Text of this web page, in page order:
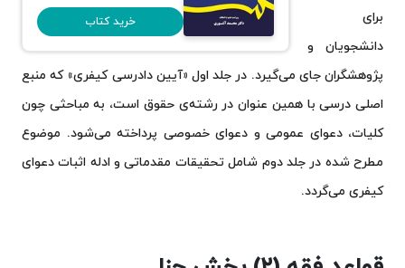
خرید کتاب
برای
دانشجویان و
پژوهشگران جای می‌گیرد. در جلد اول «آیین دادرسی کیفری» که منبع
اصلی درسی با همین عنوان در رشته‌ی حقوق است، به مباحثی چون
کلیات، دعوای عمومی و دعوای خصوصی پرداخته می‌شود. موضوع
مطرح شده در جلد دوم شامل تحقیقات مقدماتی و ادله اثبات دعوای
کیفری می‌گردد.